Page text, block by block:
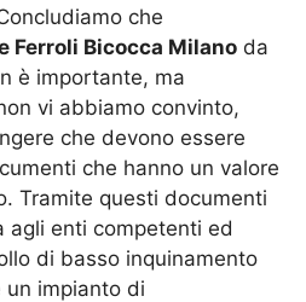
che
Ferroli Bicocca Milano da
è importante, ma
vi abbiamo convinto,
che devono essere
che hanno un valore
Tramite questi documenti
agli enti competenti ed
di basso inquinamento
un impianto di